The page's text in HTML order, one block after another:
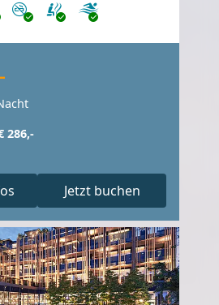
Nichtraucher
286,-
Jetzt buchen